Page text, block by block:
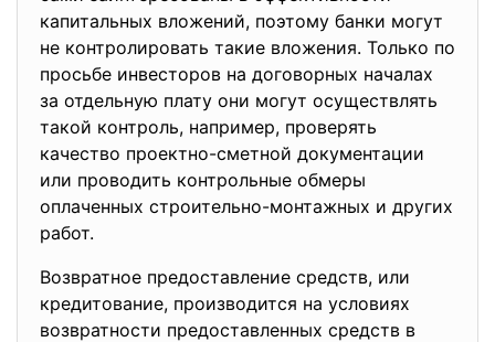
капитальных вложений, поэтому банки могут
не контролировать такие вложения. Только по
просьбе инвесторов на договорных началах
за отдельную плату они могут осуществлять
такой контроль, например, проверять
качество проектно-сметной документации
или проводить контрольные обмеры
оплаченных строительно-монтажных и других
работ.
Возвратное предоставление средств, или
кредитование, производится на условиях
возвратности предоставленных средств в